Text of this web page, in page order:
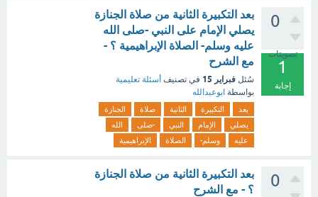
0
تصويتات
1
إجابة
بعد التكبيرة الثانية من صلاة الجنازة
يصلي الإمام على النبي -صلى الله
عليه وسلم- الصلاة الإبراهيمية ؟ -
مع الشرح
سُئل فبراير 15 في تصنيف أسئلة تعليمية
بواسطة ابوعبدالله
بعد التكبيرة الثانية صلاة
الجنازة
يصلي
الإمام النبي -صلى
الله
عليه
وسلم- الصلاة الإبراهيمية
0
بعد التكبيرة الثانية من صلاة الجنازة
؟ - مع الشرح